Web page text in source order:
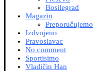
Bosilegrad
Magazin
Preporučujemo
Izdvojeno
Pravoslavac
No comment
Sportisimo
Vladičin Han